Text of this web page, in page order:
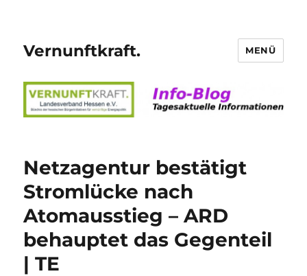
Vernunftkraft. MENÜ
Netzagentur bestätigt
Stromlücke nach
Atomausstieg – ARD
behauptet das Gegenteil
| TE